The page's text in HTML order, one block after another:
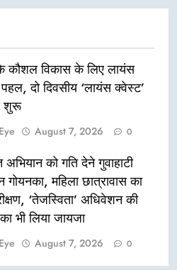
कौशल विकास के लिए लायंस
दो दिवसीय ‘लायंस क्वेस्ट’
शुरू
August 7, 2026 0
अभियान को गति देने गुवाहाटी
महिला छात्रावास का
‘तेजस्विता’ अधिवेशन की
भी लिया जायजा
August 7, 2026 0